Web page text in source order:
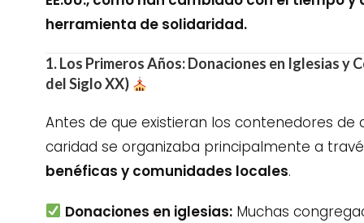
herramienta de solidaridad.
1. Los Primeros Años: Donaciones en Iglesias y
del Siglo XX)
Antes de que existieran los contenedores de
caridad se organizaba principalmente a
benéficas y comunidades locales.
Donaciones en iglesias: Muchas